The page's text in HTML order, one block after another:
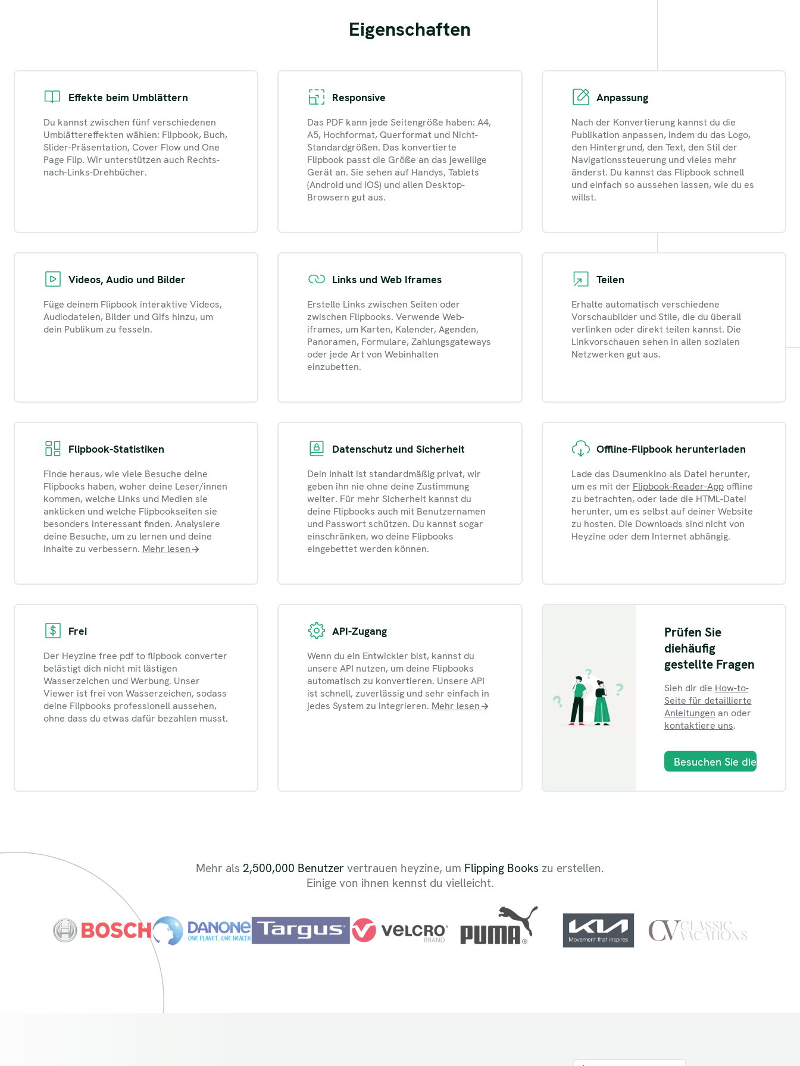
Eigenschaften
Effekte beim Umblättern
Du kannst zwischen fünf verschiedenen
Umblättereffekten wählen: Flipbook, Buch,
Slider-Präsentation, Cover Flow und One
Page Flip. Wir unterstützen auch Rechts-
nach-Links-Drehbücher.
Responsive
Das PDF kann jede Seitengröße haben: A4,
A5, Hochformat, Querformat und Nicht-
Standardgrößen. Das konvertierte
Flipbook passt die Größe an das jeweilige
Gerät an. Sie sehen auf Handys, Tablets
(Android und iOS) und allen Desktop-
Browsern gut aus.
Anpassung
Nach der Konvertierung kannst du die
Publikation anpassen, indem du das Logo,
den Hintergrund, den Text, den Stil der
Navigationssteuerung und vieles mehr
änderst. Du kannst das Flipbook schnell
und einfach so aussehen lassen, wie du es
willst.
Videos, Audio und Bilder
Füge deinem Flipbook interaktive Videos,
Audiodateien, Bilder und Gifs hinzu, um
dein Publikum zu fesseln.
Links und Web Iframes
Erstelle Links zwischen Seiten oder
zwischen Flipbooks. Verwende Web-
iframes, um Karten, Kalender, Agenden,
Panoramen, Formulare, Zahlungsgateways
oder jede Art von Webinhalten
einzubetten.
Teilen
Erhalte automatisch verschiedene
Vorschaubilder und Stile, die du überall
verlinken oder direkt teilen kannst. Die
Linkvorschauen sehen in allen sozialen
Netzwerken gut aus.
Flipbook-Statistiken
Finde heraus, wie viele Besuche deine
Flipbooks haben, woher deine Leser/innen
kommen, welche Links und Medien sie
anklicken und welche Flipbookseiten sie
besonders interessant finden. Analysiere
deine Besuche, um zu lernen und deine
Inhalte zu verbessern. Mehr lesen
Datenschutz und Sicherheit
Dein Inhalt ist standardmäßig privat, wir
geben ihn nie ohne deine Zustimmung
weiter. Für mehr Sicherheit kannst du
deine Flipbooks auch mit Benutzernamen
und Passwort schützen. Du kannst sogar
einschränken, wo deine Flipbooks
eingebettet werden können.
Offline-Flipbook herunterladen
Lade das Daumenkino als Datei herunter,
um es mit der Flipbook-Reader-Appoffline
zu betrachten, oder lade die HTML-Datei
herunter, um es selbst auf deiner Website
zu hosten. Die Downloads sind nicht von
Heyzine oder dem Internet abhängig.
Frei
Der Heyzine free pdf to flipbook converter
belästigt dich nicht mit lästigen
Wasserzeichen und Werbung. Unser
Viewer ist frei von Wasserzeichen, sodass
deine Flipbooks professionell aussehen,
ohne dass du etwas dafür bezahlen musst.
API-Zugang
Wenn du ein Entwickler bist, kannst du
unsere API nutzen, um deine Flipbooks
automatisch zu konvertieren. Unsere API
ist schnell, zuverlässig und sehr einfach in
jedes System zu integrieren. Mehr lesen
Prüfen Sie
diehäufig
gestellte Fragen
Sieh dir die How-to-
Seite für detaillierte
Anleitungen an oder
kontaktiere uns.
Besuchen Sie die FAQ
Mehr als 2,500,000 Benutzer vertrauen heyzine, um Flipping Books zu erstellen.
Einige von ihnen kennst du vielleicht.